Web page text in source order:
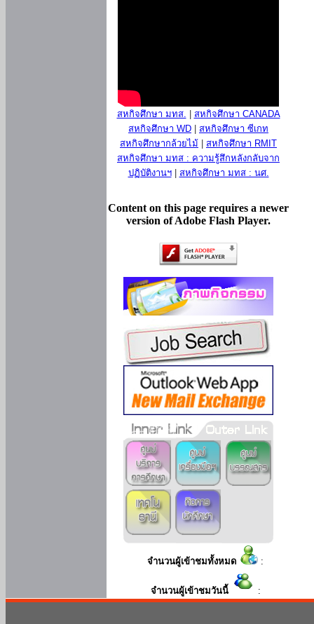
สหกิจศึกษา มทส.
สหกิจศึกษา CANADA
สหกิจศึกษา WD
สหกิจศึกษา ซีเกท
สหกิจศึกษากล้วยไม้
สหกิจศึกษา RMIT
สหกิจศึกษา มทส : ความรู้สึกหลังกลับจาก
ปฏิบัติงานฯ| สหกิจศึกษา มทส : นศ.
Content on this page requires a newer
version of Adobe Flash Player.
จำนวนผู้เข้าชมทั้งหมด :
จำนวนผู้เข้าชมวันนี้ :